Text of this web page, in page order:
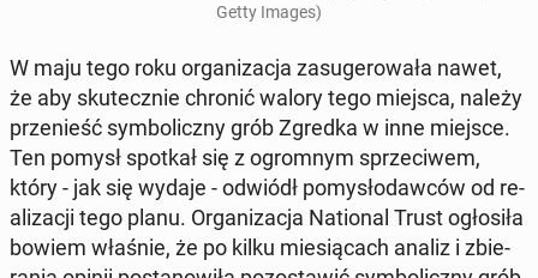
Getty Images)
W maju tego roku or­ga­ni­za­cja za­su­ge­ro­wa­ła nawet,
że aby sku­tecz­nie chronić walory tego miejsca, należy
prze­nieść sym­bo­licz­ny grób Zgredka w inne miejsce.
Ten pomysł spotkał się z ogrom­nym sprze­ci­wem,
który - jak się wydaje - odwiódł po­my­sło­daw­ców od re­
ali­za­cji tego planu. Or­ga­ni­za­cja Na­tio­nal Trust ogło­si­ła
bowiem właśnie, że po kilku mie­sią­cach analiz i zbie­